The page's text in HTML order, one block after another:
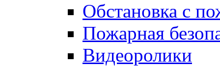
Обстановка с
Пожарная
Видеоролики